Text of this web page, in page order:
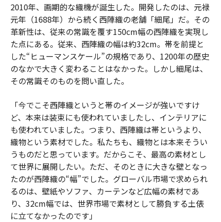
2010年、画期的な織機が誕生した。開発したのは、元禄
元年（1688年）から続く西陣織の老舗「細尾」だ。その
革新性は、従来の常識を覆す150cm幅の西陣織を実現し
た点にある。従来、西陣織の幅は約32cm。帯を前提と
した“ヒューマンスケール”の規格であり、1200年の歴史
のなかで大きく変わることはなかった。しかし細尾は、
その常識そのものを問い直した。
「今でこそ西陣織というと帯のイメージが強いですけ
ど、本来は装束にも使われていましたし、インテリアに
も使われていました。つまり、西陣織は帯というより、
織物という素材でした。私たちも、織物とは本来そうい
うものだと思っています。だからこそ、最高の素材とし
て世界に展開したい。ただ、そのときに大きな壁となっ
たのが西陣織の“幅”でした。グローバル市場で求められ
るのは、壁紙やソファ、カーテンなど広幅の素材であ
り、32cm幅では、世界市場で素材として勝負する土俵
に立てなかったのです」